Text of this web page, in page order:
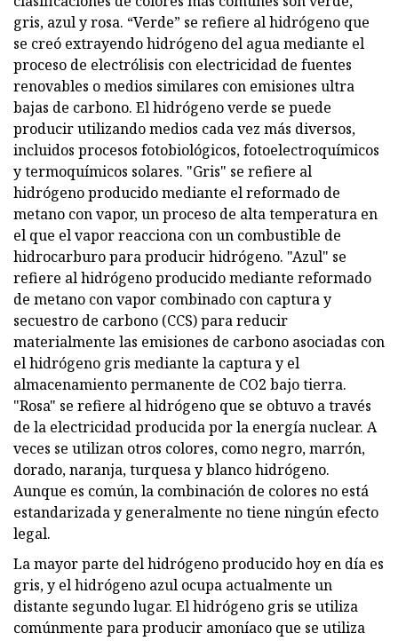
gris, azul y rosa. “Verde” se refiere al hidrógeno que
se creó extrayendo hidrógeno del agua mediante el
proceso de electrólisis con electricidad de fuentes
renovables o medios similares con emisiones ultra
bajas de carbono. El hidrógeno verde se puede
producir utilizando medios cada vez más diversos,
incluidos procesos fotobiológicos, fotoelectroquímicos
y termoquímicos solares. "Gris" se refiere al
hidrógeno producido mediante el reformado de
metano con vapor, un proceso de alta temperatura en
el que el vapor reacciona con un combustible de
hidrocarburo para producir hidrógeno. "Azul" se
refiere al hidrógeno producido mediante reformado
de metano con vapor combinado con captura y
secuestro de carbono (CCS) para reducir
materialmente las emisiones de carbono asociadas con
el hidrógeno gris mediante la captura y el
almacenamiento permanente de CO2 bajo tierra.
"Rosa" se refiere al hidrógeno que se obtuvo a través
de la electricidad producida por la energía nuclear. A
veces se utilizan otros colores, como negro, marrón,
dorado, naranja, turquesa y blanco hidrógeno.
Aunque es común, la combinación de colores no está
estandarizada y generalmente no tiene ningún efecto
legal.
La mayor parte del hidrógeno producido hoy en día es
gris, y el hidrógeno azul ocupa actualmente un
distante segundo lugar. El hidrógeno gris se utiliza
comúnmente para producir amoníaco que se utiliza